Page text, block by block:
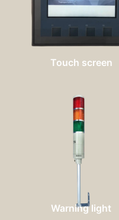
Touch screen
Warning light